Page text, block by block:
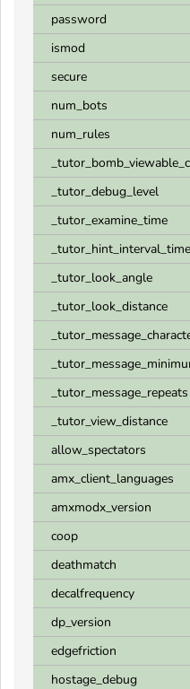
password
ismod
secure
num_bots
num_rules
_tutor_debug_level
_tutor_examine_time
_tutor_hint_interval_time
_tutor_look_angle
_tutor_look_distance
_tutor_message_repeats
_tutor_view_distance
allow_spectators
amx_client_languages
amxmodx_version
coop
deathmatch
decalfrequency
dp_version
edgefriction
hostage_debug